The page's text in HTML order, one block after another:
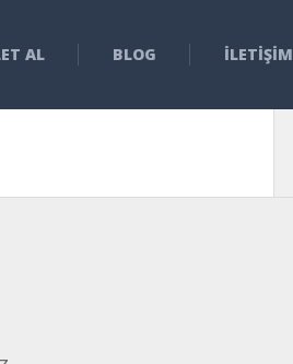
AL BLOG İLETIŞIM